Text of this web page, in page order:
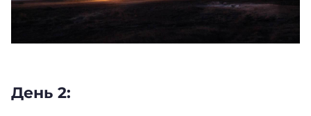
День 2: